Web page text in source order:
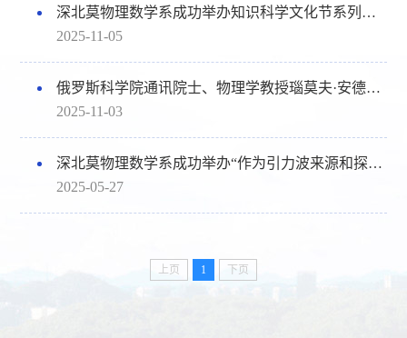
深北莫物理数学系成功举办知识科学文化节系列讲座，在数理之海，见学科万象
2025-11-05
俄罗斯科学院通讯院士、物理学教授瑙莫夫·安德烈·维塔列维奇做客深北莫，解读单量子辐射体光子学前沿动态
2025-11-03
深北莫物理数学系成功举办“作为引力波来源和探测器的恒星”讲座
2025-05-27
上页 1 下页